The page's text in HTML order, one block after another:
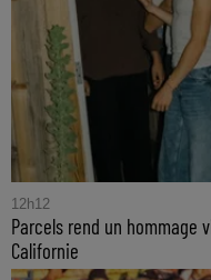
12h12
Parcels rend un hommage
Californie